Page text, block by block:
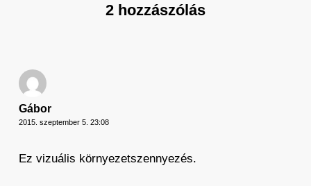
2 hozzászólás
Gábor
2015. szeptember 5. 23:08
Ez vizuális környezetszennyezés.